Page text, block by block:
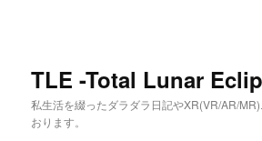
TLE -Total Lunar
私生活を綴ったダラダラ日記やXR(VR/AR/
おります。